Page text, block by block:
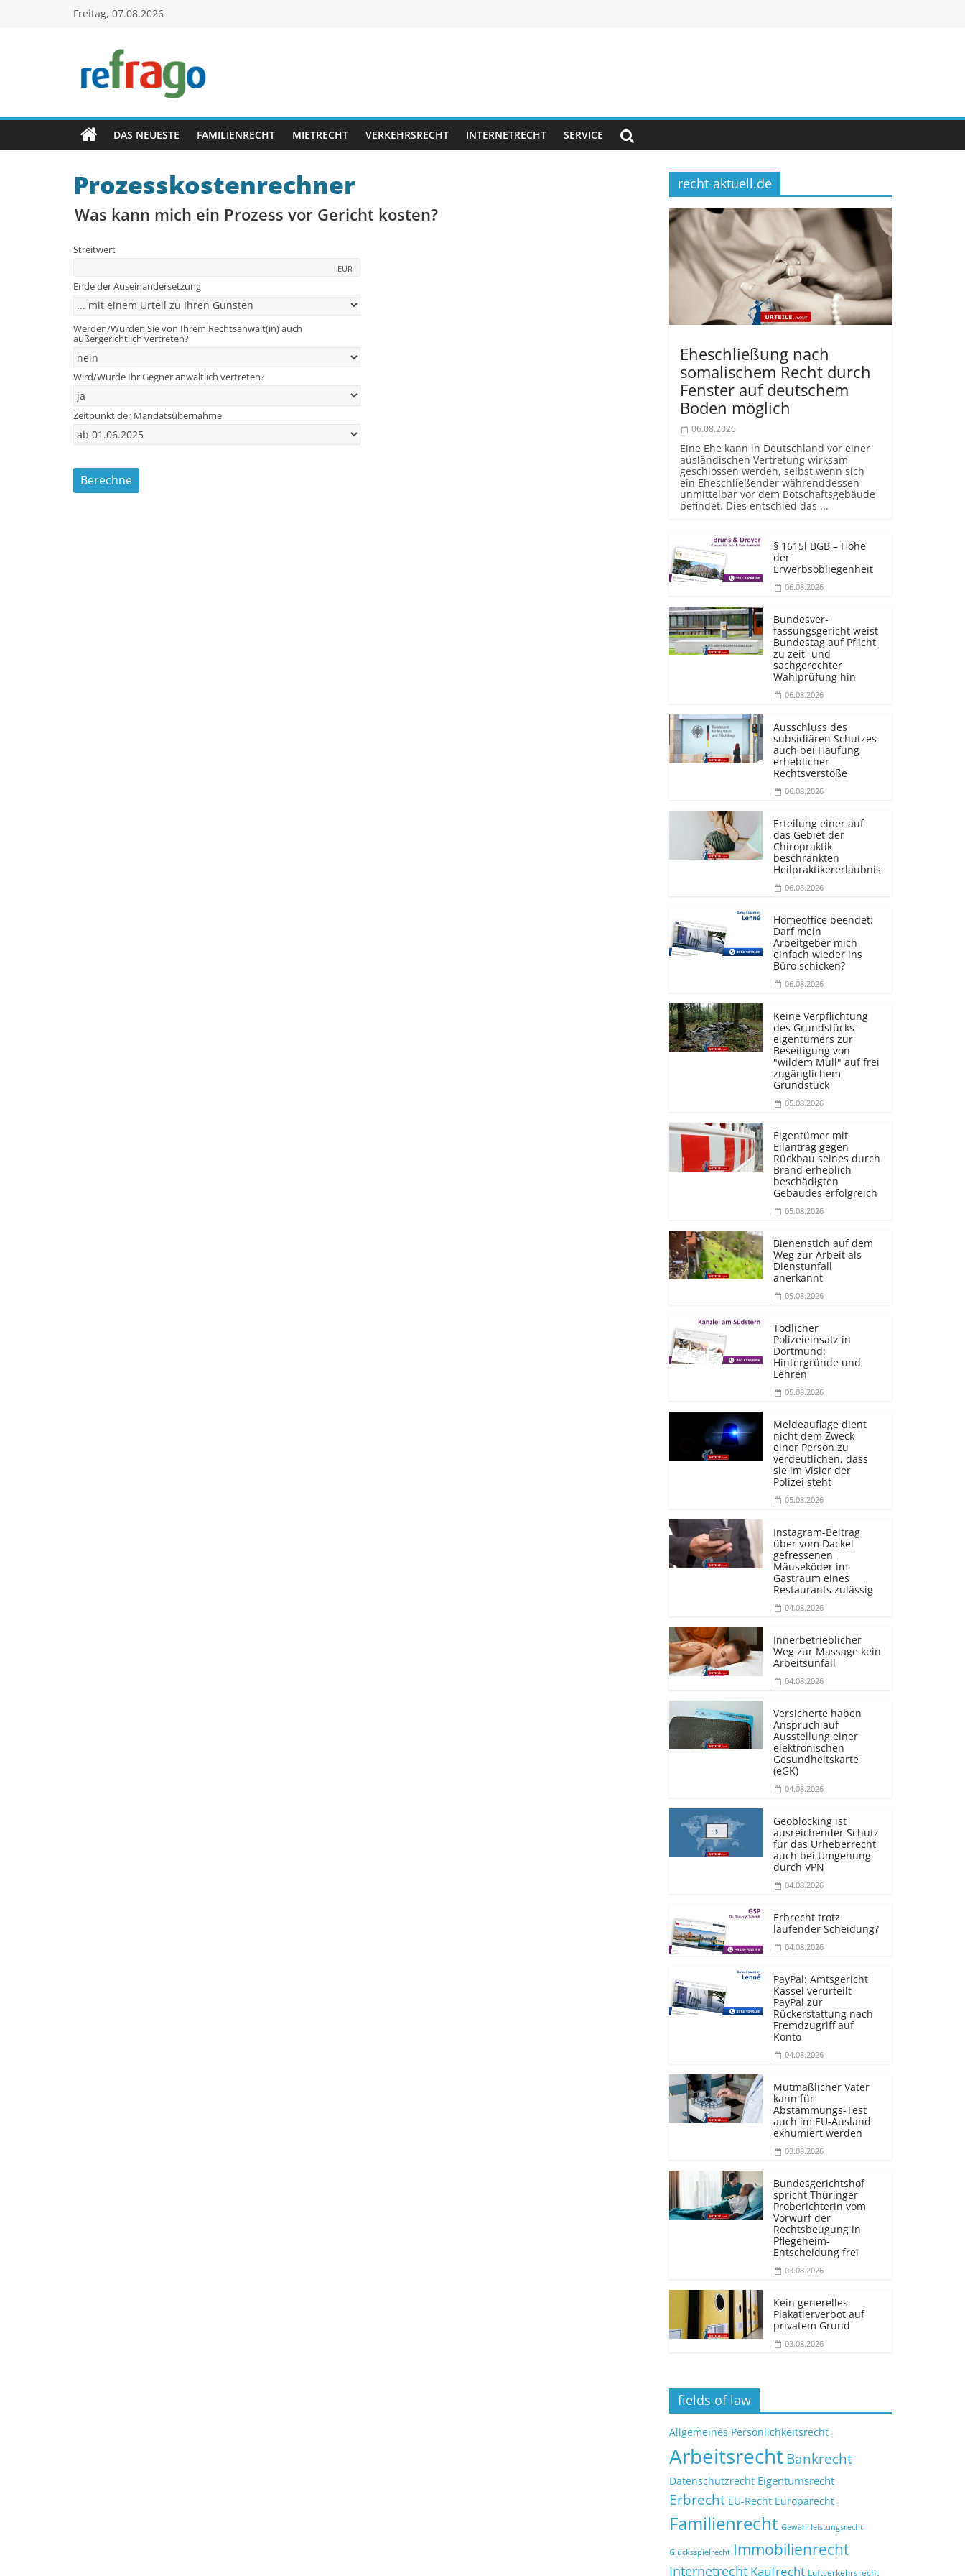
Freitag, 07.08.2026
refrago
Rechtsfragen
online
verständlich
DAS NEUESTE FAMILIENRECHT MIETRECHT VERKEHRSRECHT INTERNETRECHT SERVICE
Prozesskostenrechner
Was kann mich ein Prozess vor Gericht kosten?
Streitwert
EUR
Ende der Auseinandersetzung
Werden/Wurden Sie von Ihrem Rechtsanwalt(in) auch
außergerichtlich vertreten?
Wird/Wurde Ihr Gegner anwaltlich vertreten?
Zeitpunkt der Mandatsübernahme
recht-aktuell.de
Eheschließung nach
somalischem Recht durch
Fenster auf deutschem
Boden möglich
06.08.2026
Eine Ehe kann in Deutschland vor einer
ausländischen Vertretung wirksam
geschlossen werden, selbst wenn sich
ein Eheschließender währenddessen
unmittelbar vor dem Botschaftsgebäude
befindet. Dies entschied das ...
§ 1615l BGB – Höhe
der
Erwerbsobliegenheit
06.08.2026
Bundesver­
fassungsgericht weist
Bundestag auf Pflicht
zu zeit- und
sachgerechter
Wahlprüfung hin
06.08.2026
Ausschluss des
subsidiären Schutzes
auch bei Häufung
erheblicher
Rechtsverstöße
06.08.2026
Erteilung einer auf
das Gebiet der
Chiropraktik
beschränkten
Heilprakti­kererlaubnis
06.08.2026
Homeoffice beendet:
Darf mein
Arbeitgeber mich
einfach wieder ins
Büro schicken?
06.08.2026
Keine Verpflichtung
des Grundstücks­
eigentümers zur
Beseitigung von
"wildem Müll" auf frei
zugänglichem
Grundstück
05.08.2026
Eigentümer mit
Eilantrag gegen
Rückbau seines durch
Brand erheblich
beschädigten
Gebäudes erfolgreich
05.08.2026
Bienenstich auf dem
Weg zur Arbeit als
Dienstunfall
anerkannt
05.08.2026
Tödlicher
Polizeieinsatz in
Dortmund:
Hintergründe und
Lehren
05.08.2026
Meldeauflage dient
nicht dem Zweck
einer Person zu
verdeutlichen, dass
sie im Visier der
Polizei steht
05.08.2026
Instagram-Beitrag
über vom Dackel
gefressenen
Mäuseköder im
Gastraum eines
Restaurants zulässig
04.08.2026
Innerbetrieblicher
Weg zur Massage kein
Arbeitsunfall
04.08.2026
Versicherte haben
Anspruch auf
Ausstellung einer
elektronischen
Gesundheitskarte
(eGK)
04.08.2026
Geoblocking ist
ausreichender Schutz
für das Urheberrecht
auch bei Umgehung
durch VPN
04.08.2026
Erbrecht trotz
laufender Scheidung?
04.08.2026
PayPal: Amtsgericht
Kassel verurteilt
PayPal zur
Rückerstattung nach
Fremdzugriff auf
Konto
04.08.2026
Mutmaßlicher Vater
kann für
Abstammungs-Test
auch im EU-Ausland
exhumiert werden
03.08.2026
Bundesgerichtshof
spricht Thüringer
Proberichterin vom
Vorwurf der
Rechtsbeugung in
Pflegeheim-
Entscheidung frei
03.08.2026
Kein generelles
Plakatierverbot auf
privatem Grund
03.08.2026
fields of law
Allgemeines Persönlichkeitsrecht
ArbeitsrechtBankrecht
Datenschutzrecht Eigentumsrecht
Erbrecht EU-Recht Europarecht
Familienrecht Gewährleistungsrecht
Glücksspielrecht Immobilienrecht
Internetrecht Kaufrecht Luftverkehrsrecht